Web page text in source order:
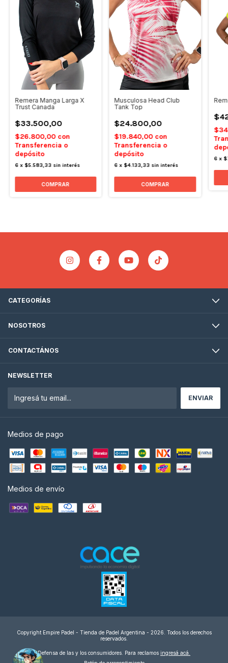
Remera Manga Larga X
Trust Canada
$33.500,00
$26.800,00 con
Transferencia o
depósito
6 x $5.583,33 sin interés
COMPRAR
Musculosa Head Club
Tank Top
$24.800,00
$19.840,00 con
Transferencia o
depósito
6 x$4.133,33 sin interés
COMPRAR
6 x
CATEGORÍAS
NOSOTROS
CONTACTÁNOS
NEWSLETTER
Medios de pago
Medios de envío
Copyright Empire Padel - Tienda de Padel Argentina - 2026. Todos los derechos
reservados.
Defensa de las y los consumidores. Para reclamos ingresá acá.